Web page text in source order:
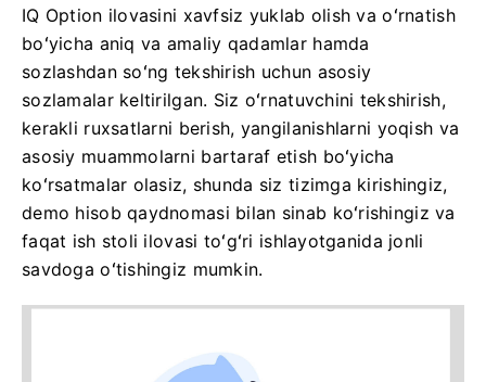
IQ Option ilovasini xavfsiz yuklab olish va oʻrnatish
boʻyicha aniq va amaliy qadamlar hamda
sozlashdan soʻng tekshirish uchun asosiy
sozlamalar keltirilgan. Siz oʻrnatuvchini tekshirish,
kerakli ruxsatlarni berish, yangilanishlarni yoqish va
asosiy muammolarni bartaraf etish boʻyicha
koʻrsatmalar olasiz, shunda siz tizimga kirishingiz,
demo hisob qaydnomasi bilan sinab koʻrishingiz va
faqat ish stoli ilovasi toʻgʻri ishlayotganida jonli
savdoga oʻtishingiz mumkin.